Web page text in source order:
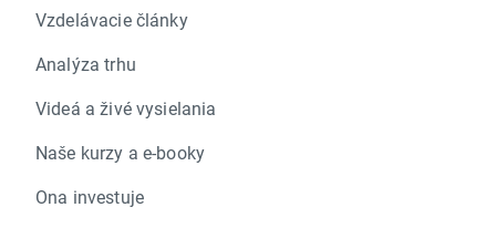
Vzdelávacie články
Analýza trhu
Videá a živé vysielania
Naše kurzy a e-booky
Ona investuje